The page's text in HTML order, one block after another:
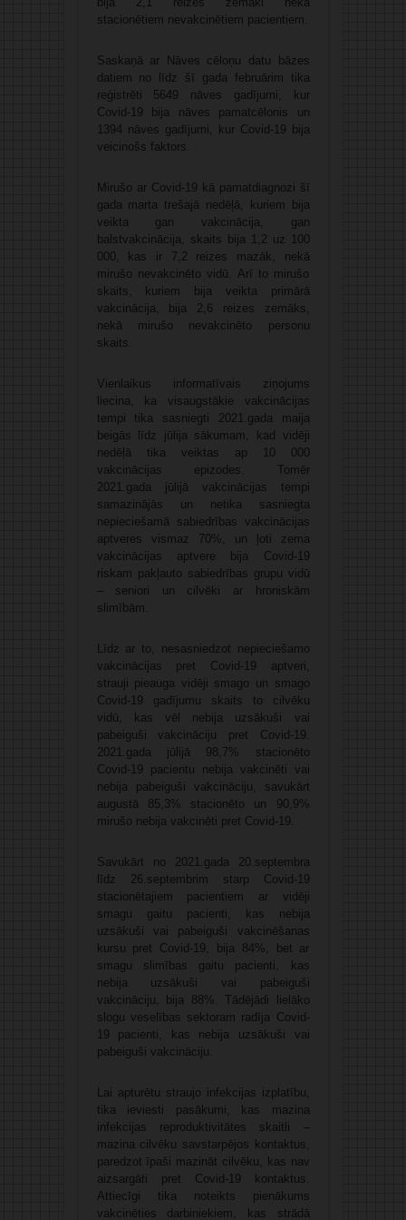
stacionētiem nevakcinētiem pacientiem.
Saskaņā ar Nāves cēloņu datu bāzes
datiem no līdz šī gada februārim tika
reģistrēti 5649 nāves gadījumi, kur
Covid-19 bija nāves pamatcēlonis un
1394 nāves gadījumi, kur Covid-19 bija
veicinošs faktors.
Mirušo ar Covid-19 kā pamatdiagnozi šī
gada marta trešajā nedēļā, kuriem bija
veikta gan vakcinācija, gan
balstvakcinācija, skaits bija 1,2 uz 100
000, kas ir 7,2 reizes mazāk, nekā
mirušo nevakcinēto vidū. Arī to mirušo
skaits, kuriem bija veikta primārā
vakcinācija, bija 2,6 reizes zemāks,
nekā mirušo nevakcinēto personu
skaits.
Vienlaikus informatīvais ziņojums
liecina, ka visaugstākie vakcinācijas
tempi tika sasniegti 2021.gada maija
beigās līdz jūlija sākumam, kad vidēji
nedēļā tika veiktas ap 10 000
vakcinācijas epizodes. Tomēr
2021.gada jūlijā vakcinācijas tempi
samazinājās un netika sasniegta
nepieciešamā sabiedrības vakcinācijas
aptveres vismaz 70%, un ļoti zema
vakcinācijas aptvere bija Covid-19
riskam pakļauto sabiedrības grupu vidū
– seniori un cilvēki ar hroniskām
slimībām.
Līdz ar to, nesasniedzot nepieciešamo
vakcinācijas pret Covid-19 aptveri,
strauji pieauga vidēji smago un smago
Covid-19 gadījumu skaits to cilvēku
vidū, kas vēl nebija uzsākuši vai
pabeiguši vakcināciju pret Covid-19.
2021.gada jūlijā 98,7% stacionēto
Covid-19 pacientu nebija vakcinēti vai
nebija pabeiguši vakcināciju, savukārt
augustā 85,3% stacionēto un 90,9%
mirušo nebija vakcinēti pret Covid-19.
Savukārt no 2021.gada 20.septembra
līdz 26.septembrim starp Covid-19
stacionētajiem pacientiem ar vidēji
smagu gaitu pacienti, kas nebija
uzsākuši vai pabeiguši vakcinēšanas
kursu pret Covid-19, bija 84%, bet ar
smagu slimības gaitu pacienti, kas
nebija uzsākuši vai pabeiguši
vakcināciju, bija 88%. Tādējādi lielāko
slogu veselības sektoram radīja Covid-
19 pacienti, kas nebija uzsākuši vai
pabeiguši vakcināciju.
Lai apturētu straujo infekcijas izplatību,
tika ieviesti pasākumi, kas mazina
infekcijas reproduktivitātes skaitli –
mazina cilvēku savstarpējos kontaktus,
paredzot īpaši mazināt cilvēku, kas nav
aizsargāti pret Covid-19 kontaktus.
Attiecīgi tika noteikts pienākums
vakcinēties darbiniekiem, kas strādā